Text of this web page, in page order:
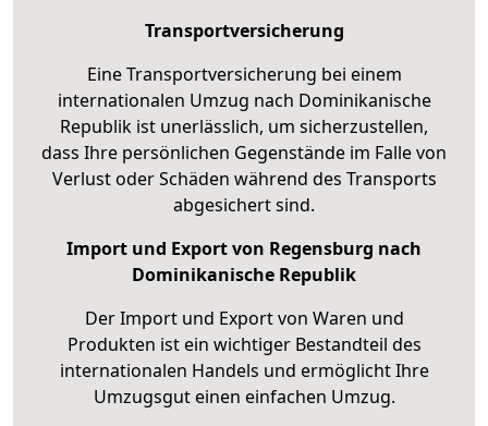
Transportversicherung
Eine Transportversicherung bei einem
internationalen Umzug nach Dominikanische
Republik ist unerlässlich, um sicherzustellen,
dass Ihre persönlichen Gegenstände im Falle von
Verlust oder Schäden während des Transports
abgesichert sind.
Import und Export von Regensburg nach
Dominikanische Republik
Der Import und Export von Waren und
Produkten ist ein wichtiger Bestandteil des
internationalen Handels und ermöglicht Ihre
Umzugsgut einen einfachen Umzug.